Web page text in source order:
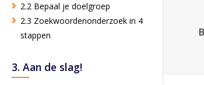
2.2 Bepaal je doelgroep
2.3 Zoekwoordenonderzoek in 4
stappen
3. Aan de slag!